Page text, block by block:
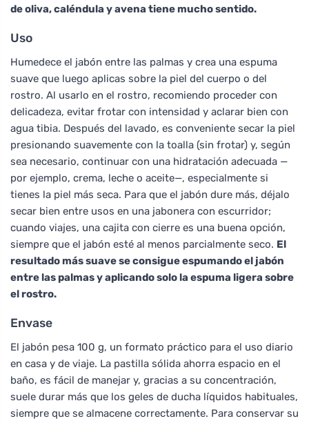
de oliva, caléndula y avena tiene mucho sentido.
Uso
Humedece el jabón entre las palmas y crea una espuma
suave que luego aplicas sobre la piel del cuerpo o del
rostro. Al usarlo en el rostro, recomiendo proceder con
delicadeza, evitar frotar con intensidad y aclarar bien con
agua tibia. Después del lavado, es conveniente secar la piel
presionando suavemente con la toalla (sin frotar) y, según
sea necesario, continuar con una hidratación adecuada —
por ejemplo, crema, leche o aceite—, especialmente si
tienes la piel más seca. Para que el jabón dure más, déjalo
secar bien entre usos en una jabonera con escurridor;
cuando viajes, una cajita con cierre es una buena opción,
siempre que el jabón esté al menos parcialmente seco. El
resultado más suave se consigue espumando el jabón
entre las palmas y aplicando solo la espuma ligera sobre
el rostro.
Envase
El jabón pesa 100 g, un formato práctico para el uso diario
en casa y de viaje. La pastilla sólida ahorra espacio en el
baño, es fácil de manejar y, gracias a su concentración,
suele durar más que los geles de ducha líquidos habituales,
siempre que se almacene correctamente. Para conservar su